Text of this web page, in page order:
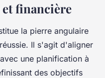
financière
la pierre angulaire
Il s'agit d'aligner
une planification à
des objectifs